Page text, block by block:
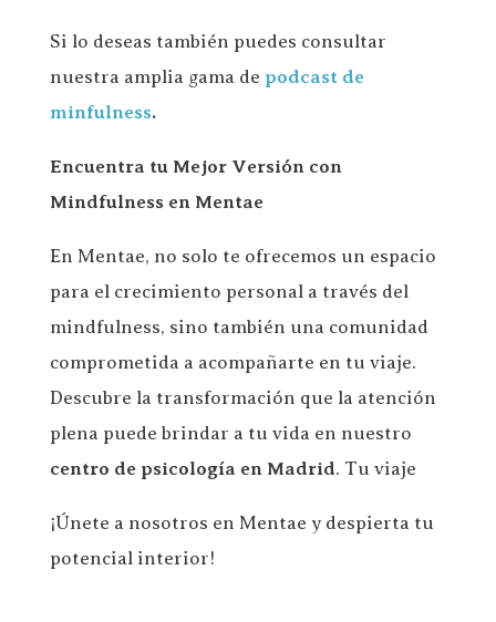
Si lo deseas también puedes consultar
nuestra amplia gama de podcast de
minfulness.
Encuentra tu Mejor Versión con
Mindfulness en Mentae
En Mentae, no solo te ofrecemos un espacio
para el crecimiento personal a través del
mindfulness, sino también una comunidad
comprometida a acompañarte en tu viaje.
Descubre la transformación que la atención
plena puede brindar a tu vida en nuestro
centro de psicología en Madrid. Tu viaje
¡Únete a nosotros en Mentae y despierta tu
potencial interior!